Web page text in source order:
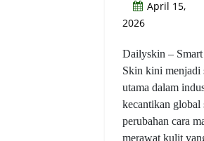
April 15,
2026
Dailyskin –
Skin kini menjadi
utama dalam
kecantikan global
perubahan cara
merawat kulit